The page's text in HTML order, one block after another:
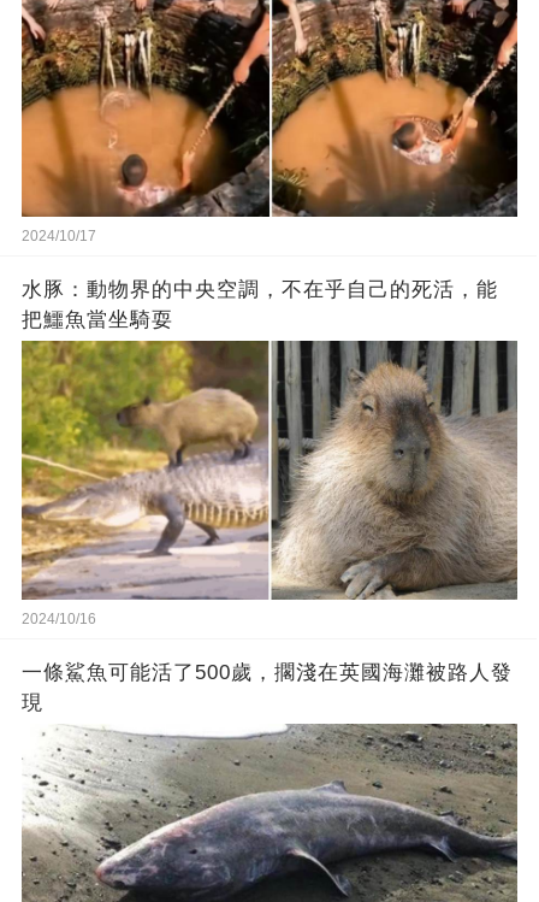
2024/10/17
水豚：動物界的中央空調，不在乎自己的死活，能
把鱷魚當坐騎耍
2024/10/16
一條鯊魚可能活了500歲，擱淺在英國海灘被路人發
現